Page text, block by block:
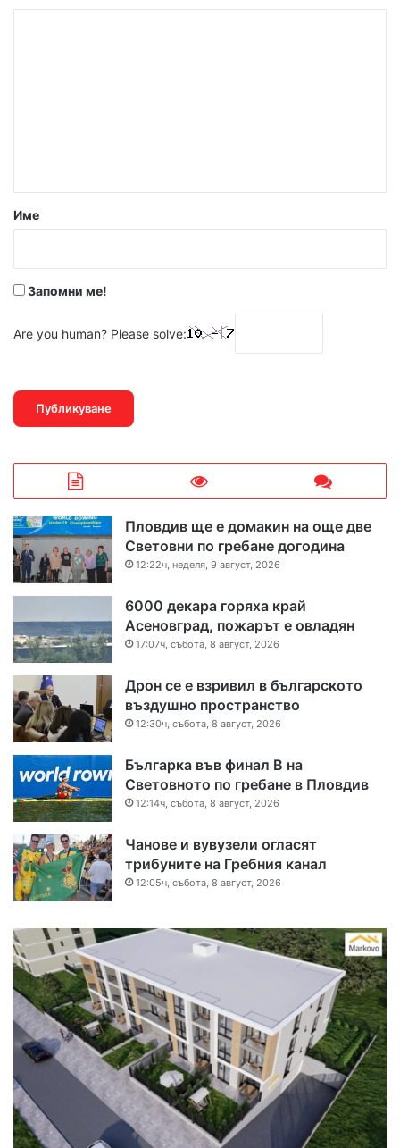
р
Име
Запомни ме!
Are you human? Please solve:
Пловдив ще е домакин на още две
Световни по гребане догодина
12:22ч, неделя, 9 август, 2026
6000 декара горяха край
Асеновград, пожарът е овладян
17:07ч, събота, 8 август, 2026
Дрон се е взривил в българското
въздушно пространство
12:30ч, събота, 8 август, 2026
Българка във финал B на
Световното по гребане в Пловдив
12:14ч, събота, 8 август, 2026
Чанове и вувузели огласят
трибуните на Гребния канал
12:05ч, събота, 8 август, 2026